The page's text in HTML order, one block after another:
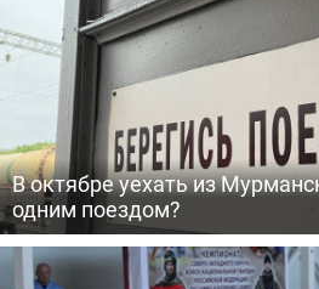
В октябре уехать из
одним поездом?